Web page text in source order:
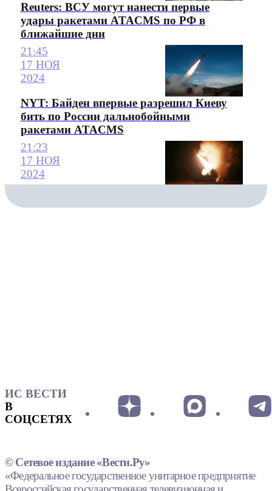
Reuters: ВСУ могут нанести первые
удары ракетами ATACMS по РФ в
ближайшие дни
21:45
17 НОЯ
2024
NYT: Байден впервые разрешил Киеву
бить по России дальнобойными
ракетами ATACMS
21:23
17 НОЯ
2024
ИС ВЕСТИ
В
СОЦСЕТЯХ
© Сетевое издание «Вести.Ру»
«Федеральное государственное унитарное предприятие